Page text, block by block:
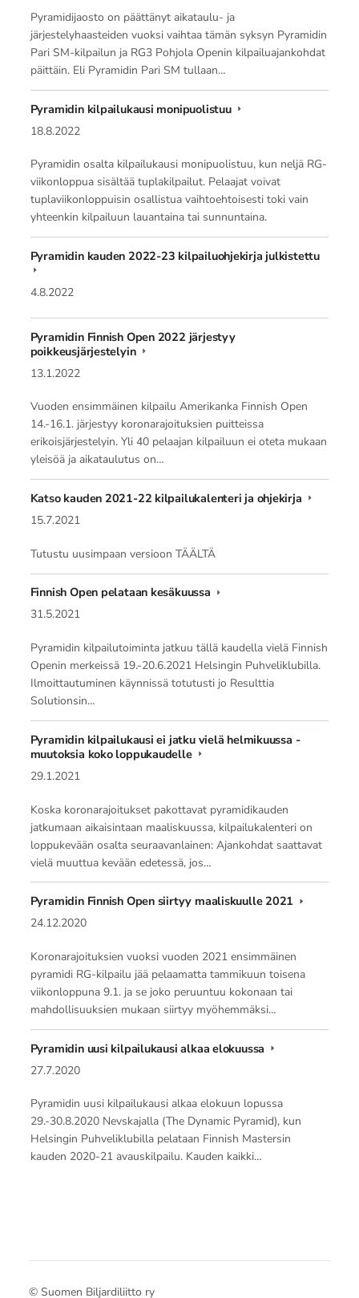
Pyramidijaosto on päättänyt aikataulu- ja
järjestelyhaasteiden vuoksi vaihtaa tämän syksyn Pyramidin
Pari SM-kilpailun ja RG3 Pohjola Openin kilpailuajankohdat
päittäin. Eli Pyramidin Pari SM tullaan…
Pyramidin kilpailukausi monipuolistuu
18.8.2022
Pyramidin osalta kilpailukausi monipuolistuu, kun neljä RG-
viikonloppua sisältää tuplakilpailut. Pelaajat voivat
tuplaviikonloppuisin osallistua vaihtoehtoisesti toki vain
yhteenkin kilpailuun lauantaina tai sunnuntaina.
Pyramidin kauden 2022-23 kilpailuohjekirja julkistettu
4.8.2022
Pyramidin Finnish Open 2022 järjestyy
poikkeusjärjestelyin
13.1.2022
Vuoden ensimmäinen kilpailu Amerikanka Finnish Open
14.-16.1. järjestyy koronarajoituksien puitteissa
erikoisjärjestelyin. Yli 40 pelaajan kilpailuun ei oteta mukaan
yleisöä ja aikataulutus on…
Katso kauden 2021-22 kilpailukalenteri ja ohjekirja
15.7.2021
Tutustu uusimpaan versioon TÄÄLTÄ
Finnish Open pelataan kesäkuussa
31.5.2021
Pyramidin kilpailutoiminta jatkuu tällä kaudella vielä Finnish
Openin merkeissä 19.-20.6.2021 Helsingin Puhveliklubilla.
Ilmoittautuminen käynnissä totutusti jo Resulttia
Solutionsin…
Pyramidin kilpailukausi ei jatku vielä helmikuussa -
muutoksia koko loppukaudelle
29.1.2021
Koska koronarajoitukset pakottavat pyramidikauden
jatkumaan aikaisintaan maaliskuussa, kilpailukalenteri on
loppukevään osalta seuraavanlainen: Ajankohdat saattavat
vielä muuttua kevään edetessä, jos…
Pyramidin Finnish Open siirtyy maaliskuulle 2021
24.12.2020
Koronarajoituksien vuoksi vuoden 2021 ensimmäinen
pyramidi RG-kilpailu jää pelaamatta tammikuun toisena
viikonloppuna 9.1. ja se joko peruuntuu kokonaan tai
mahdollisuuksien mukaan siirtyy myöhemmäksi…
Pyramidin uusi kilpailukausi alkaa elokuussa
27.7.2020
Pyramidin uusi kilpailukausi alkaa elokuun lopussa
29.-30.8.2020 Nevskajalla (The Dynamic Pyramid), kun
Helsingin Puhveliklubilla pelataan Finnish Mastersin
kauden 2020-21 avauskilpailu. Kauden kaikki…
© Suomen Biljardiliitto ry